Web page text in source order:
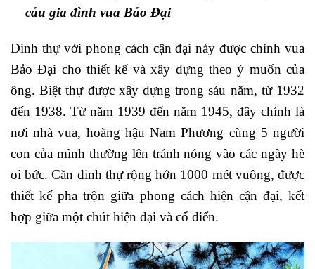
cảu gia đình vua Bảo Đại
Dinh thự với phong cách cận đại này được chính vua
Bảo Đại cho thiết kế và xây dựng theo ý muốn của
ông. Biệt thự được xây dựng trong sáu năm, từ 1932
đến 1938. Từ năm 1939 đến năm 1945, đây chính là
nơi nhà vua, hoàng hậu Nam Phương cùng 5 người
con của mình thường lên tránh nóng vào các ngày hè
oi bức. Căn dinh thự rộng hớn 1000 mét vuông, được
thiết kế pha trộn giữa phong cách hiện cận đại, kết
hợp giữa một chút hiện đại và cổ điển.